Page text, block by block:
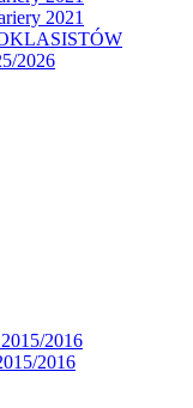
2021
2026
2016
2016